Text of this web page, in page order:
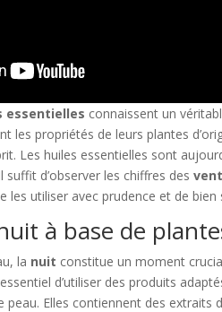
essentielles connaissent un
les propriétés de leurs plantes
Les huiles essentielles sont
d’observer les chiffres des
les utiliser avec prudence et de
à base de
la nuit constitue un moment
d’utiliser des produits
peau. Elles contiennent des